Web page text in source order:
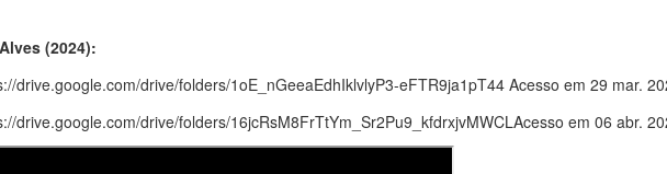
(2024):
drive.google.com/drive/folders/1oE_nGeeaEdhIklvlyP3-eFTR9ja1pT44 Acesso em 29 mar.
drive.google.com/drive/folders/16jcRsM8FrTtYm_Sr2Pu9_kfdrxjvMWCLAcesso em 06 abr.